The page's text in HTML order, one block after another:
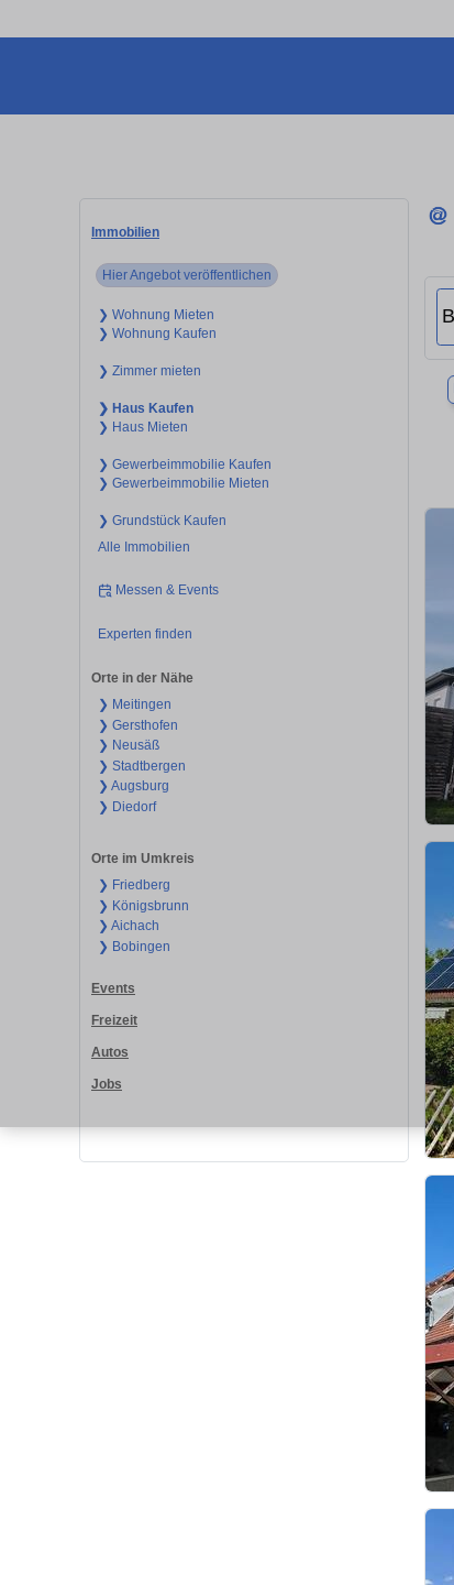
Immobilien
Hier Angebot veröffentlichen
❯ Wohnung Mieten
❯ Wohnung Kaufen
❯ Zimmer mieten
❯ Haus Kaufen
❯ Haus Mieten
❯ Gewerbeimmobilie Kaufen
❯ Gewerbeimmobilie Mieten
❯ Grundstück Kaufen
Alle Immobilien
Messen & Events
Experten finden
Orte in der Nähe
❯ Meitingen
❯ Gersthofen
❯ Neusäß
❯ Stadtbergen
❯ Augsburg
❯ Diedorf
Orte im Umkreis
❯ Friedberg
❯ Königsbrunn
❯ Aichach
❯ Bobingen
Events
Freizeit
Autos
Jobs